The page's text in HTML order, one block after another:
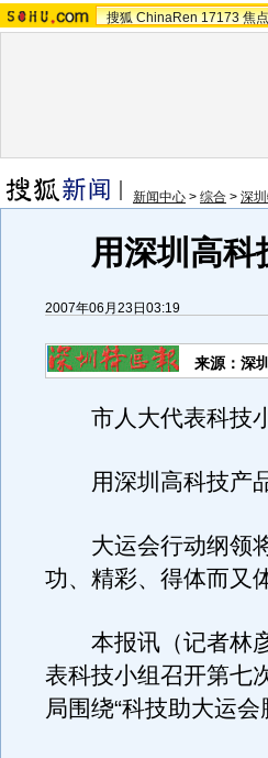
搜狐 ChinaRen 17173 焦
新闻中心 > 综合 > 深
用深圳高
2007年06月23日03:19
来源：深
市人大代表科技小
用深圳高科技产
大运会行动纲领将
功、精彩、得体而又
本报讯（记者林彦
表科技小组召开第七
局围绕“科技助大运